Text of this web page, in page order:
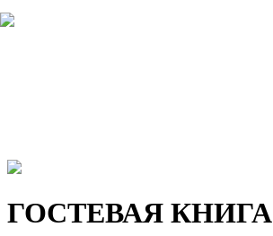
ГОСТЕВАЯ КНИГА